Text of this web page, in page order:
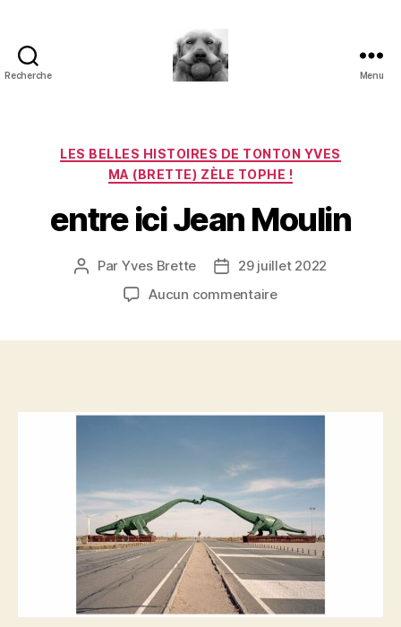
Recherche
paradoxe
en
fleur
Menu
Catégories
LES BELLES HISTOIRES DE TONTON YVES
MA (BRETTE) ZÈLE TOPHE !
entre ici Jean Moulin
Auteur
Par Yves Brette
Date29 juillet 2022
Aucun commentairesur